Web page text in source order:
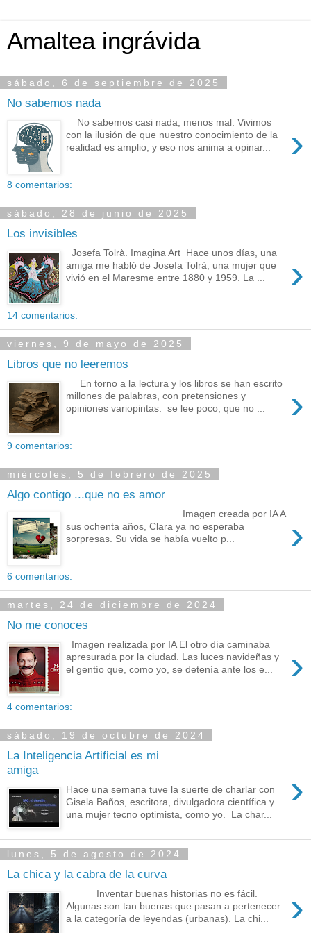
Amaltea ingrávida
sábado, 6 de septiembre de 2025
No sabemos nada
›
No sabemos casi nada, menos mal. Vivimos
con la ilusión de que nuestro conocimiento de la
realidad es amplio, y eso nos anima a opinar...
8 comentarios:
sábado, 28 de junio de 2025
Los invisibles
›
Josefa Tolrà. Imagina Art Hace unos días, una
amiga me habló de Josefa Tolrà, una mujer que
vivió en el Maresme entre 1880 y 1959. La ...
14 comentarios:
viernes, 9 de mayo de 2025
Libros que no leeremos
›
En torno a la lectura y los libros se han escrito
millones de palabras, con pretensiones y
opiniones variopintas: se lee poco, que no ...
9 comentarios:
miércoles, 5 de febrero de 2025
Algo contigo ...que no es amor
›
Imagen creada por IA A
sus ochenta años, Clara ya no esperaba
sorpresas. Su vida se había vuelto p...
6 comentarios:
martes, 24 de diciembre de 2024
No me conoces
›
Imagen realizada por IA El otro día caminaba
apresurada por la ciudad. Las luces navideñas y
el gentío que, como yo, se detenía ante los e...
4 comentarios:
sábado, 19 de octubre de 2024
La Inteligencia Artificial es mi
amiga
›
Hace una semana tuve la suerte de charlar con
Gisela Baños, escritora, divulgadora científica y
una mujer tecno optimista, como yo. La char...
lunes, 5 de agosto de 2024
La chica y la cabra de la curva
›
Inventar buenas historias no es fácil.
Algunas son tan buenas que pasan a pertenecer
a la categoría de leyendas (urbanas). La chi...